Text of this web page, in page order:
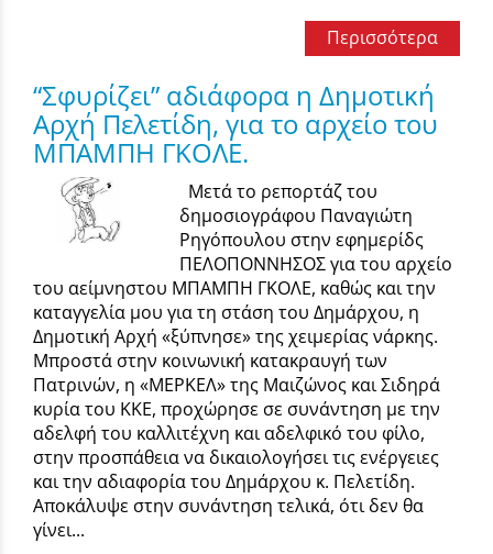
Περισσότερα
“Σφυρίζει” αδιάφορα η Δημοτική
Αρχή Πελετίδη, για το αρχείο του
ΜΠΑΜΠΗ ΓΚΟΛΕ.
Μετά το ρεπορτάζ του
δημοσιογράφου Παναγιώτη
Ρηγόπουλου στην εφημερίδς
ΠΕΛΟΠΟΝΝΗΣΟΣ για του αρχείο
του αείμνηστου ΜΠΑΜΠΗ ΓΚΟΛΕ, καθώς και την
καταγγελία μου για τη στάση του Δημάρχου, η
Δημοτική Αρχή «ξύπνησε» της χειμερίας νάρκης.
Μπροστά στην κοινωνική κατακραυγή των
Πατρινών, η «ΜΕΡΚΕΛ» της Μαιζώνος και Σιδηρά
κυρία του ΚΚΕ, προχώρησε σε συνάντηση με την
αδελφή του καλλιτέχνη και αδελφικό του φίλο,
στην προσπάθεια να δικαιολογήσει τις ενέργειες
και την αδιαφορία του Δημάρχου κ. Πελετίδη.
Αποκάλυψε στην συνάντηση τελικά, ότι δεν θα
γίνει...